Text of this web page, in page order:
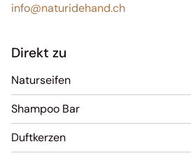
info@naturidehand.ch
Direkt zu
Naturseifen
Shampoo Bar
Duftkerzen